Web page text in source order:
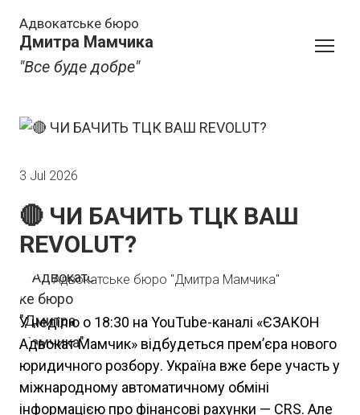
Адвокатське бюро
Дмитра Мамчика
"Все буде добре"
3 Jul 2026
🔴 ЧИ БАЧИТЬ ТЦК ВАШ
REVOLUT?
Адвокатське бюро "Дмитра Мамчика"
У неділю о 18:30 на YouTube-каналі «ЄЗАКОН
Адвокат Мамчик» відбудеться прем’єра нового
юридичного розбору. Україна вже бере участь у
міжнародному автоматичному обміні
інформацією про фінансові рахунки — CRS. Але